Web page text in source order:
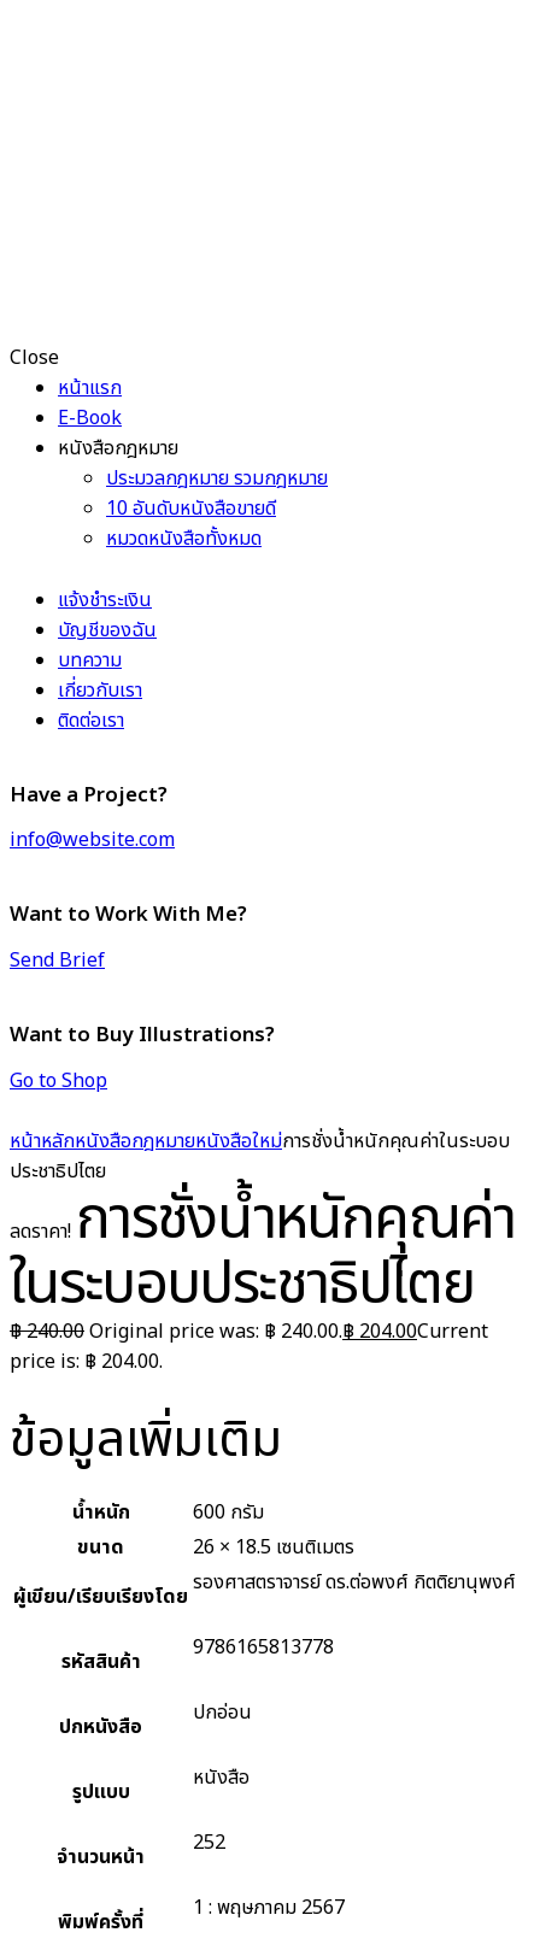
Close
หน้าแรก
E-Book
หนังสือกฎหมาย
ประมวลกฎหมาย รวมกฎหมาย
10 อันดับหนังสือขายดี
หมวดหนังสือทั้งหมด
แจ้งชำระเงิน
บัญชีของฉัน
บทความ
เกี่ยวกับเรา
ติดต่อเรา
Have a Project?
info@website.com
Want to Work With Me?
Send Brief
Want to Buy Illustrations?
Go to Shop
หน้าหลักหนังสือกฎหมายหนังสือใหม่การชั่งน้ำหนักคุณค่าในระบอบ
ประชาธิปไตย
ลดราคา! การชั่งน้ำหนักคุณค่า
ในระบอบประชาธิปไตย
฿240.00Original price was: ฿ 240.00.฿ 204.00Current
price is: ฿ 204.00.
ข้อมูลเพิ่มเติม
น้ำหนัก
600 กรัม
ขนาด
26 × 18.5 เซนติเมตร
ผู้เขียน/เรียบเรียงโดย รองศาสตราจารย์ ดร.ต่อพงศ์ กิตติยานุพงศ์
รหัสสินค้า 9786165813778
ปกหนังสือ ปกอ่อน
รูปแบบ หนังสือ
จำนวนหน้า 252
พิมพ์ครั้งที่ 1 : พฤษภาคม 2567